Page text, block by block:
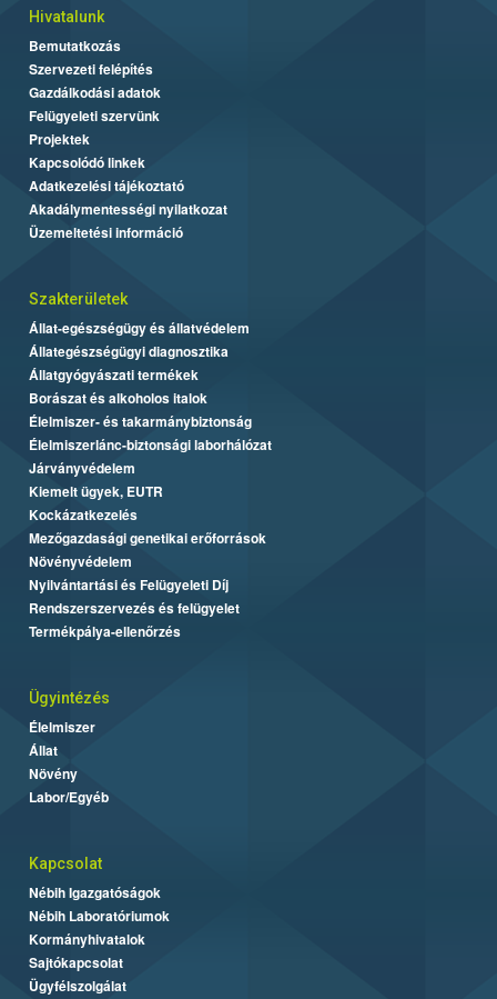
Hivatalunk
Bemutatkozás
Szervezeti felépítés
Gazdálkodási adatok
Felügyeleti szervünk
Projektek
Kapcsolódó linkek
Adatkezelési tájékoztató
Akadálymentességi nyilatkozat
Üzemeltetési információ
Szakterületek
Állat-egészségügy és állatvédelem
Állategészségügyi diagnosztika
Állatgyógyászati termékek
Borászat és alkoholos italok
Élelmiszer- és takarmánybiztonság
Élelmiszerlánc-biztonsági laborhálózat
Járványvédelem
Kiemelt ügyek, EUTR
Kockázatkezelés
Mezőgazdasági genetikai erőforrások
Növényvédelem
Nyilvántartási és Felügyeleti Díj
Rendszerszervezés és felügyelet
Termékpálya-ellenőrzés
Ügyintézés
Élelmiszer
Állat
Növény
Labor/Egyéb
Kapcsolat
Nébih Igazgatóságok
Nébih Laboratóriumok
Kormányhivatalok
Sajtókapcsolat
Ügyfélszolgálat